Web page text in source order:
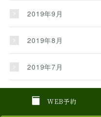
W EB予約
2019年9月
2019年8月
2019年7月